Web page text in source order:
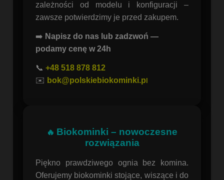
zależności od modelu i konfiguracji –
zawsze potwierdzimy je przed zakupem.
➡️ Napisz do nas lub zadzwoń —
podamy cenę w 24h
📞 +48 518 878 812
✉️ bok@polskiebiokominki.p
🔥 Biokominki – nowoczesne
rozwiązania
Piękno prawdziwego ognia bez komina.
Oferujemy biokominki stojące, wiszące i do